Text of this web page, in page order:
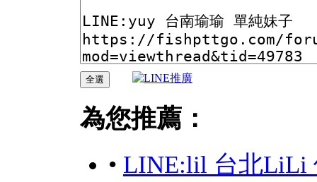
為您推薦：
• LINE:lil 台北LiLi